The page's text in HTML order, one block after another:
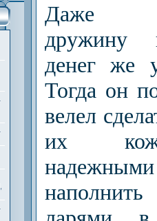
Даже
дружину
денег же
Тогда он
велел
их